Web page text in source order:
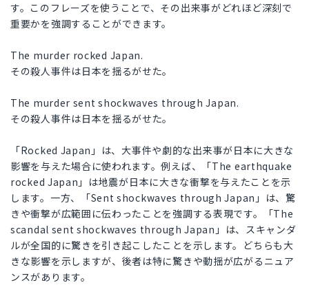
す。このフレーズを使うことで、その出来事がどれほど深刻で
重要かを強調することができます。
The murder rocked Japan.
その殺人事件は日本を揺るがせた。
The murder sent shockwaves through Japan.
その殺人事件は日本を揺るがせた。
「Rocked Japan」は、大事件や劇的な出来事が日本に大きな
影響を与えた場合に使われます。例えば、「The earthquake
rocked Japan」は地震が日本に大きな衝撃を与えたことを示
します。一方、「Sent shockwaves through Japan」は、驚
きや衝撃が広範囲に伝わったことを強調する表現です。「The
scandal sent shockwaves through Japan」は、スキャンダ
ルが全国的に驚きを引き起こしたことを示します。どちらも大
きな影響を示しますが、後者は特に驚きや動揺が広がるニュア
ンスがあります。